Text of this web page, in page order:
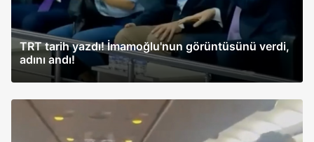
TRT tarih yazdı! İmamoğlu'nun görüntüsünü verdi,
adını andı!